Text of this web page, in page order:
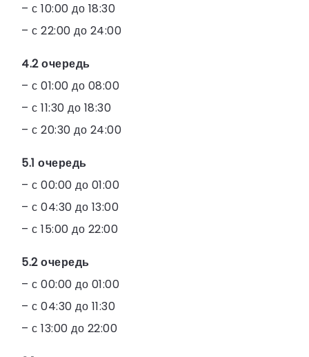
– с 10:00 до 18:30
– с 22:00 до 24:00
4.2 очередь
– с 01:00 до 08:00
– с 11:30 до 18:30
– с 20:30 до 24:00
5.1 очередь
– с 00:00 до 01:00
– с 04:30 до 13:00
– с 15:00 до 22:00
5.2 очередь
– с 00:00 до 01:00
– с 04:30 до 11:30
– с 13:00 до 22:00